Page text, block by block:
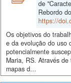
de
Rebordo
https://
Os objetivos do
e da evolução do uso
potencialmente
Maria, RS. Através
mapas d...